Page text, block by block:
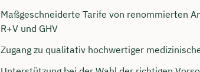
Maßgeschneiderte Tarife von renommierten
R+V und GHV
Zugang zu qualitativ hochwertiger
Jetzt persönliches
Beratungsgespräch mit